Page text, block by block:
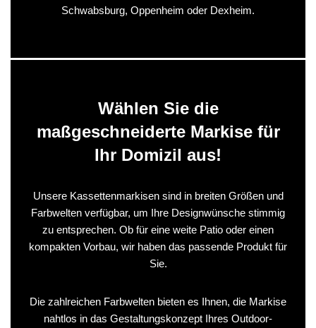
Schwabsburg, Oppenheim oder Dexheim.
Wählen Sie die
maßgeschneiderte Markise für
Ihr Domizil aus!
Unsere Kassettenmarkisen sind in breiten Größen und
Farbwelten verfügbar, um Ihre Designwünsche stimmig
zu entsprechen. Ob für eine weite Patio oder einen
kompakten Vorbau, wir haben das passende Produkt für
Sie.
Die zahlreichen Farbwelten bieten es Ihnen, die Markise
nahtlos in das Gestaltungskonzept Ihres Outdoor-